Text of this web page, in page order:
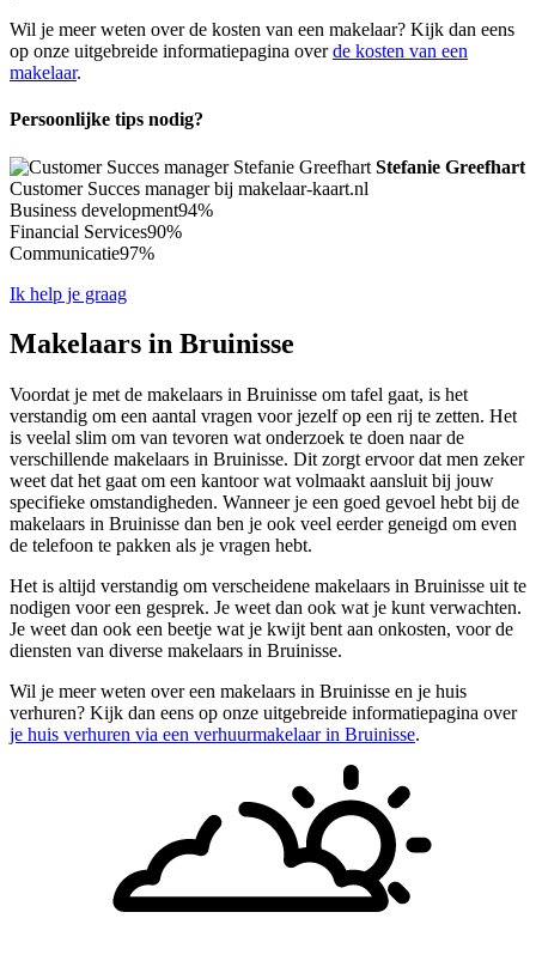
Wil je meer weten over de kosten van een makelaar? Kijk dan eens
op onze uitgebreide informatiepagina overde kosten van een
makelaar.
Persoonlijke tips nodig?
Stefanie Greefhart
Customer Succes manager bij makelaar-kaart.nl
Business development94%
Financial Services90%
Communicatie97%
Ik help je graag
Makelaars in Bruinisse
Voordat je met de makelaars in Bruinisse om tafel gaat, is het
verstandig om een aantal vragen voor jezelf op een rij te zetten. Het
is veelal slim om van tevoren wat onderzoek te doen naar de
verschillende makelaars in Bruinisse. Dit zorgt ervoor dat men zeker
weet dat het gaat om een kantoor wat volmaakt aansluit bij jouw
specifieke omstandigheden. Wanneer je een goed gevoel hebt bij de
makelaars in Bruinisse dan ben je ook veel eerder geneigd om even
de telefoon te pakken als je vragen hebt.
Het is altijd verstandig om verscheidene makelaars in Bruinisse uit te
nodigen voor een gesprek. Je weet dan ook wat je kunt verwachten.
Je weet dan ook een beetje wat je kwijt bent aan onkosten, voor de
diensten van diverse makelaars in Bruinisse.
Wil je meer weten over een makelaars in Bruinisse en je huis
verhuren? Kijk dan eens op onze uitgebreide informatiepagina over
je huis verhuren via een verhuurmakelaar in Bruinisse.